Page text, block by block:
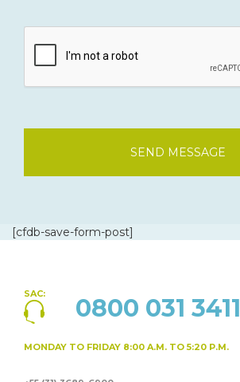
SEND MESSAGE
[cfdb-save-form-post]
SAC: 0800 031 3411
MONDAY TO FRIDAY 8:00 A.M. TO 5:20 P.M.